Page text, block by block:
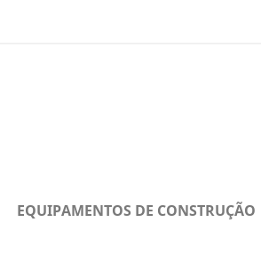
EQUIPAMENTOS DE CONSTRUÇÃO